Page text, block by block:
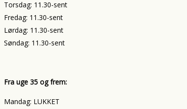
Torsdag: 11.30-sent
Fredag: 11.30-sent
Lørdag: 11.30-sent
Søndag: 11.30-sent
Fra uge 35 og frem:
Mandag: LUKKET